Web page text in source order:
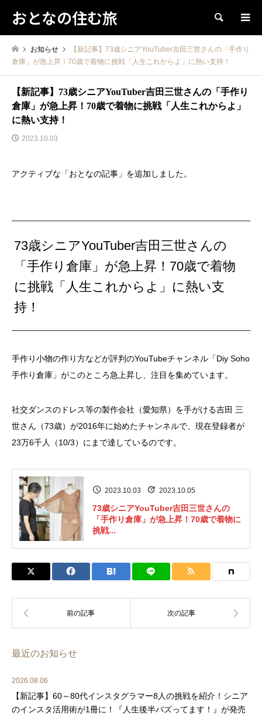
おとなの住む旅 検索
お知らせ
【新記事】73歳シニアYouTuber吉田三世さんの「手作り
倉庫」が急上昇！70歳で着物に挑戦「人生これからよ」に熱い支持！
【新記事】73歳シニアYouTuber吉田三世さんの「手作り
倉庫」が急上昇！70歳で着物に挑戦「人生これからよ」
に熱い支持！
2023.10.03
アクティブな「おとなの記事」を追加しました。
73歳シニアYouTuber吉田三世さんの
「手作り倉庫」が急上昇！70歳で着物
に挑戦「人生これからよ」に熱い支
持！
手作り小物の作り方などが評判のYouTubeチャンネル「Diy Soho
手作り倉庫」がこのところ急上昇し、注目を集めています。
社交ダンスのドレス等の製作会社（愛知県）を手がける吉田 三
世さん（73歳）が2016年に始めたチャンネルで、現在登録者が
23万6千人（10/3）にまで達しているのです。
2023.10.03 2023.10.05
73歳シニアYouTuber吉田三世さんの
「手作り倉庫」が急上昇！70歳で着物に
挑戦...
最近のお知らせ
2026.08.06
【新記事】60～80代インスタグラマー8人の挑戦を紹介！シニア
のインスタ活用術が1冊に！『人生後半バズってます！』が発売